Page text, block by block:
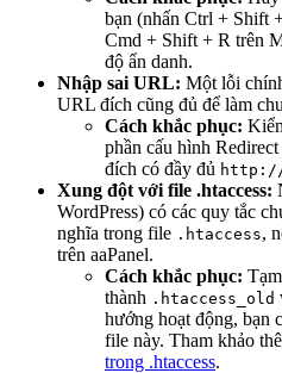
bạn (nhấn Ctrl + Shift
Cmd + Shift + R trên
độ ẩn danh.
Nhập sai URL: Một lỗi
URL đích cũng đủ để làm
Cách khắc phục:
phần cấu hình
đích có đầy đủ
Xung đột với file .htaccess:
WordPress) có các quy tắc
nghĩa trong file .htaccess,
trên aaPanel.
Cách khắc phục:
thành .htaccess_old
hướng hoạt động, bạn
file này. Tham khảo
trong .htaccess.